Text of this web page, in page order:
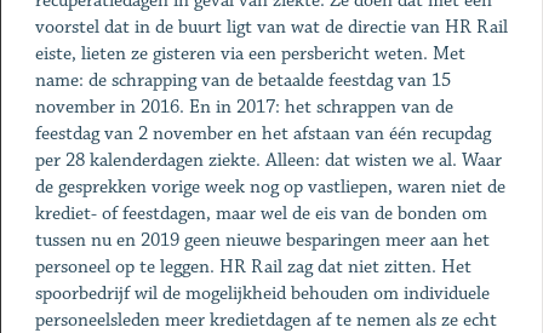
voorstel dat in de buurt ligt van wat de directie van HR Rail
eiste, lieten ze gisteren via een persbericht weten. Met
name: de schrapping van de betaalde feestdag van 15
november in 2016. En in 2017: het schrappen van de
feestdag van 2 november en het afstaan van één recupdag
per 28 kalenderdagen ziekte. Alleen: dat wisten we al. Waar
de gesprekken vorige week nog op vastliepen, waren niet de
krediet- of feestdagen, maar wel de eis van de bonden om
tussen nu en 2019 geen nieuwe besparingen meer aan het
personeel op te leggen. HR Rail zag dat niet zitten. Het
spoorbedrijf wil de mogelijkheid behouden om individuele
personeelsleden meer kredietdagen af te nemen als ze echt